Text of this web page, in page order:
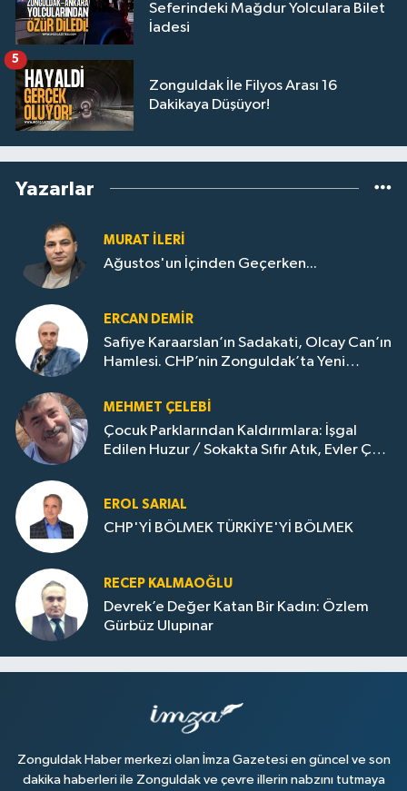
Seferindeki Mağdur Yolculara Bilet
İadesi
Zonguldak İle Filyos Arası 16
Dakikaya Düşüyor!
5
Yazarlar
MURAT İLERI
Ağustos'un İçinden Geçerken...
ERCAN DEMIR
Safiye Karaarslan’ın Sadakati, Olcay Can’ın
Hamlesi. CHP’nin Zonguldak’ta Yeni
MEHMET ÇELEBI
Çocuk Parklarından Kaldırımlara: İşgal
Edilen Huzur / Sokakta Sıfır Atık, Evler Çöp
EROL SARIAL
CHP'Yİ BÖLMEK TÜRKİYE'Yİ BÖLMEK
RECEP KALMAOĞLU
Devrek’e Değer Katan Bir Kadın: Özlem
Gürbüz Ulupınar
Zonguldak Haber merkezi olan İmza Gazetesi en güncel ve son
dakika haberleri ile Zonguldak ve çevre illerin nabzını tutmaya